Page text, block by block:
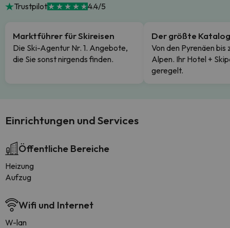
Trustpilot 4.4/5
Marktführer für Skireisen
Die Ski-Agentur Nr. 1. Angebote,
die Sie sonst nirgends finden.
Der größte Katalog
Von den Pyrenäen bis
Alpen. Ihr Hotel +
geregelt.
Einrichtungen und Services
Öffentliche Bereiche
Heizung
Aufzug
Wifi und Internet
W-lan